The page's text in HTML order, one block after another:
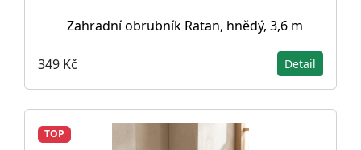
Zahradní obrubník Ratan, hnědý, 3,6 m
349 Kč Detail
TOP